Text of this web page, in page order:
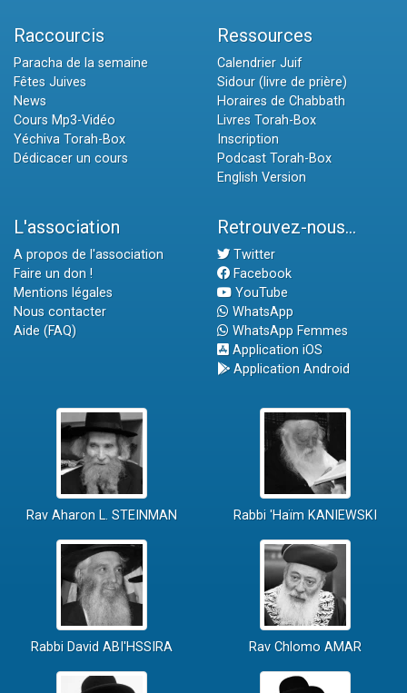
Raccourcis
Paracha de la semaine
Fêtes Juives
News
Cours Mp3-Vidéo
Yéchiva Torah-Box
Dédicacer un cours
Ressources
Calendrier Juif
Sidour (livre de prière)
Horaires de Chabbath
Livres Torah-Box
Inscription
Podcast Torah-Box
English Version
L'association
A propos de l'association
Faire un don !
Mentions légales
Nous contacter
Aide (FAQ)
Retrouvez-nous...
Twitter
Facebook
YouTube
WhatsApp
WhatsApp Femmes
Application iOS
Application Android
Rav Aharon L. STEINMAN Rabbi 'Haïm KANIEWSKI
Rabbi David ABI'HSSIRA Rav Chlomo AMAR